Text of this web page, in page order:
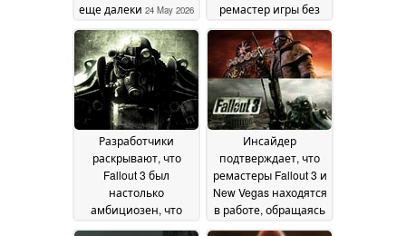
еще далеки 24 May 2026
ремастер игры без
Obsidian20 April 2026
Разработчики
раскрывают, что
Fallout 3 был
настолько
амбициозен, что
даже Bethesda не
Инсайдер
подтверждает, что
ремастеры Fallout 3 и
New Vegas находятся
в работе, обращаясь
к отсчету телешоу07